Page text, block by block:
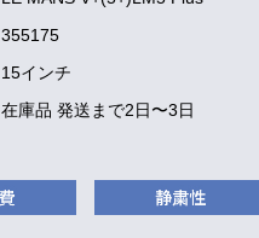
355175
15インチ
在庫品 発送まで2日〜3日